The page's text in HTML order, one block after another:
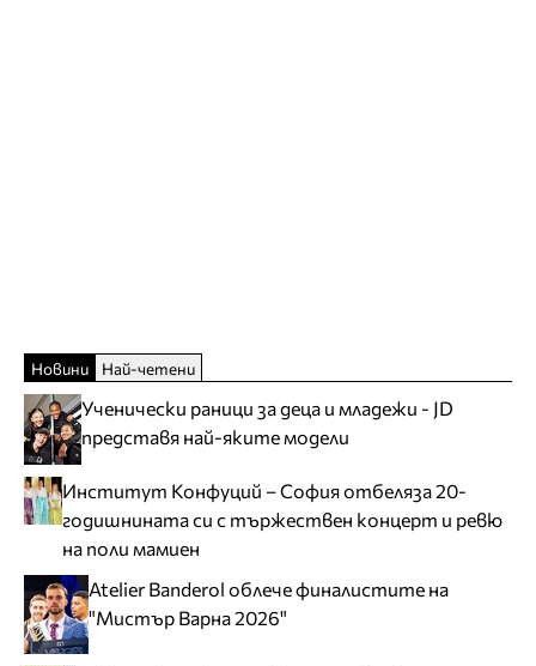
Новини Най-четени
Ученически раници за деца и младежи - JD
представя най-яките модели
Институт Конфуций – София отбеляза 20-
годишнината си с тържествен концерт и ревю
на поли мамиен
Atelier Banderol облече финалистите на
"Мистър Варна 2026"